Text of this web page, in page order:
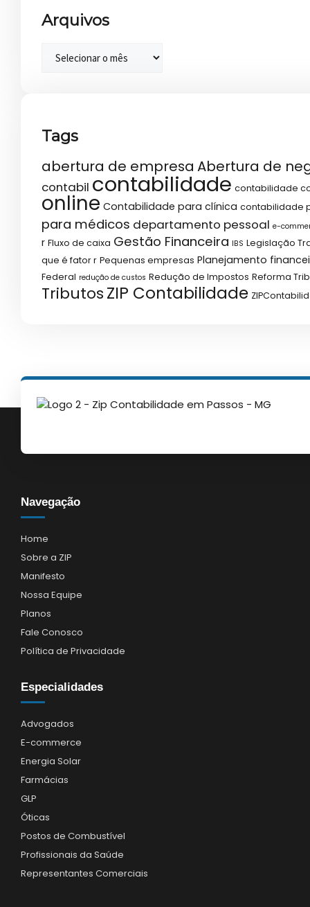
Arquivos
Tags
abertura de empresa Abertura de
contabil contabilidade contabilidade
online Contabilidade para clínica contabilidade
para médicos departamento pessoal e-
r Fluxo de caixa Gestão Financeira IBS Legislação
que é fator r Pequenas empresas Planejamento
Federal redução de custos Redução de Impostos Reforma
TributosZIP Contabilidade
Navegação
Home
Sobre a ZIP
Manifesto
Nossa Equipe
Planos
Fale Conosco
Política de Privacidade
Especialidades
Advogados
E-commerce
Energia Solar
Farmácias
GLP
Óticas
Postos de Combustível
Profissionais da Saúde
Representantes Comerciais